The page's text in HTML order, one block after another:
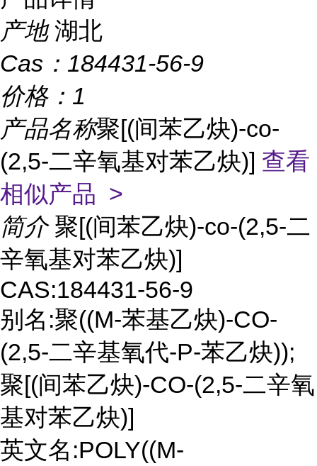
产地 湖北
Cas： 184431-56-9
价格： 1
产品名称聚[(间苯乙炔)-co-
(2,5-二辛氧基对苯乙炔)] 查看
相似产品 >
简介 聚[(间苯乙炔)-co-(2,5-二
辛氧基对苯乙炔)]
CAS:184431-56-9
别名:聚((M-苯基乙炔)-CO-
(2,5-二辛基氧代-P-苯乙炔));
聚[(间苯乙炔)-CO-(2,5-二辛氧
基对苯乙炔)]
英文名:POLY((M-